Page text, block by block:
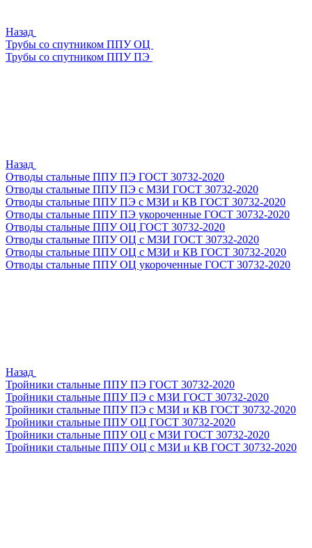
Назад
Трубы со спутником ППУ ОЦ
Трубы со спутником ППУ ПЭ
Назад
Отводы стальные ППУ ПЭ ГОСТ 30732-2020
Отводы стальные ППУ ПЭ с МЗИ ГОСТ 30732-2020
Отводы стальные ППУ ПЭ с МЗИ и КВ ГОСТ 30732-2020
Отводы стальные ППУ ПЭ укороченные ГОСТ 30732-2020
Отводы стальные ППУ ОЦ ГОСТ 30732-2020
Отводы стальные ППУ ОЦ с МЗИ ГОСТ 30732-2020
Отводы стальные ППУ ОЦ с МЗИ и КВ ГОСТ 30732-2020
Отводы стальные ППУ ОЦ укороченные ГОСТ 30732-2020
Назад
Тройники стальные ППУ ПЭ ГОСТ 30732-2020
Тройники стальные ППУ ПЭ с МЗИ ГОСТ 30732-2020
Тройники стальные ППУ ПЭ с МЗИ и КВ ГОСТ 30732-2020
Тройники стальные ППУ ОЦ ГОСТ 30732-2020
Тройники стальные ППУ ОЦ с МЗИ ГОСТ 30732-2020
Тройники стальные ППУ ОЦ с МЗИ и КВ ГОСТ 30732-2020